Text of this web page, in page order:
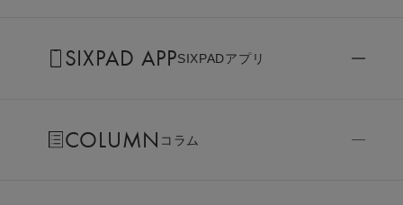
SIXPAD APPSIXPADアプリ
COLUMN コラム